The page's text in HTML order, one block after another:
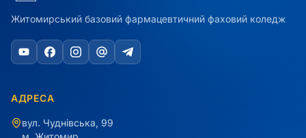
Житомирський базовий фармацевтичний фаховий коледж
АДРЕСА
вул. Чуднівська, 99